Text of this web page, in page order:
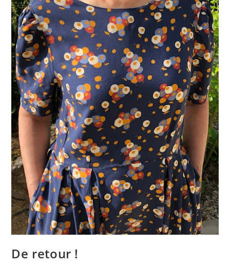
De retour !